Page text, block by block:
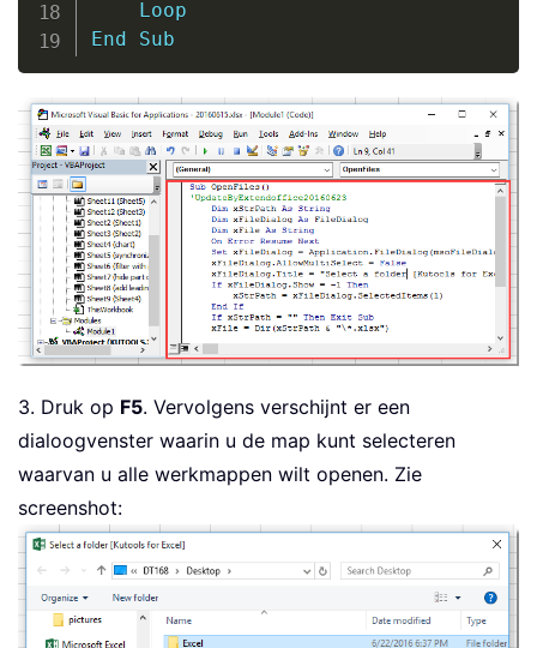
Loop
End
Sub
3. Druk op F5. Vervolgens verschijnt er een
dialoogvenster waarin u de map kunt selecteren
waarvan u alle werkmappen wilt openen. Zie
screenshot: